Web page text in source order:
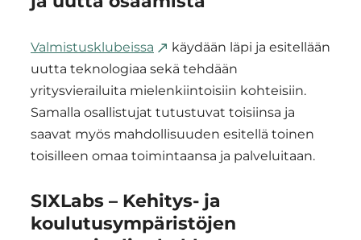
Valmistusklubeissa
käydään läpi ja esitellään
uutta teknologiaa sekä tehdään
yritysvierailuita mielenkiintoisiin kohteisiin.
Samalla osallistujat tutustuvat toisiinsa ja
saavat myös mahdollisuuden esitellä toinen
toisilleen omaa toimintaansa ja palveluitaan.
SIXLabs – Kehitys- ja
koulutusympäristöjen